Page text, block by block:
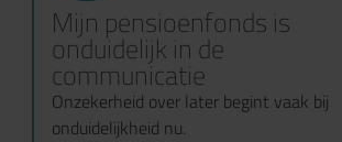
Mijn pensioenfonds is
onduidelijk in de
communicatie
Onzekerheid over later begint vaak bij
onduidelijkheid nu.